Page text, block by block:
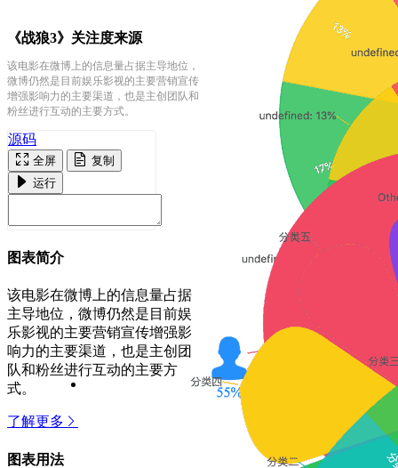
《战狼3》关注度来源
该电影在微博上的信息量占据主导地位，
微博仍然是目前娱乐影视的主要营销宣传
增强影响力的主要渠道，也是主创团队和
粉丝进行互动的主要方式。
源码
全屏
复制
运行
图表简介
该电影在微博上的信息量占据
主导地位，微博仍然是目前娱
乐影视的主要营销宣传增强影
响力的主要渠道，也是主创团
队和粉丝进行互动的主要方
式。
了解更多
图表用法